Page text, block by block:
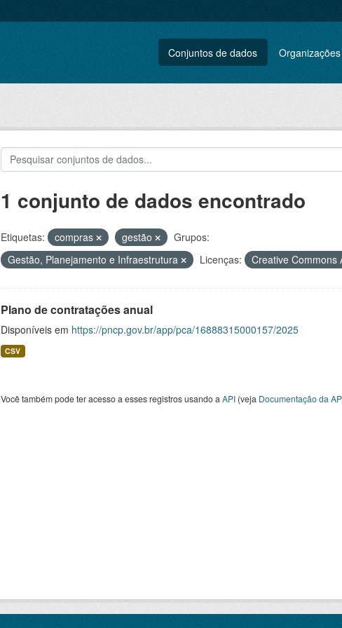
Conjuntos de dados Organizações
1 conjunto de dados encontrado
Etiquetas: compras gestão
Grupos:
Gestão, Planejamento e Infraestrutura
Licenças: Creative Commons
Plano de contratações anual
Disponíveis em https://pncp.gov.br/app/pca/16888315000157/2025
CSV
Você também pode ter acesso a esses registros usando a API(veja Documentação da